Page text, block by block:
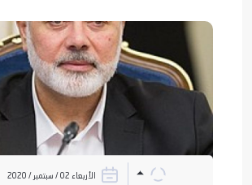
الأربعاء 02 / سبتمبر / 2020